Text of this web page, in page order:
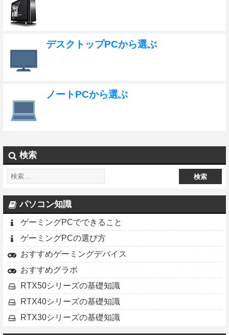
デスクトップPCから選ぶ
ノートPCから選ぶ
検索
パソコン知識
ゲーミングPCでできること
ゲーミングPCの選び方
おすすめゲーミングデバイス
おすすめグラボ
RTX50シリーズの基礎知識
RTX40シリーズの基礎知識
RTX30シリーズの基礎知識